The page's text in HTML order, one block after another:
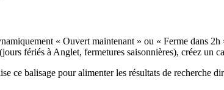
« Ouvert maintenant » ou « Ferme dans 2h
fériés à Anglet, fermetures saisonnières), créez un
ce balisage pour alimenter les résultats de recherche